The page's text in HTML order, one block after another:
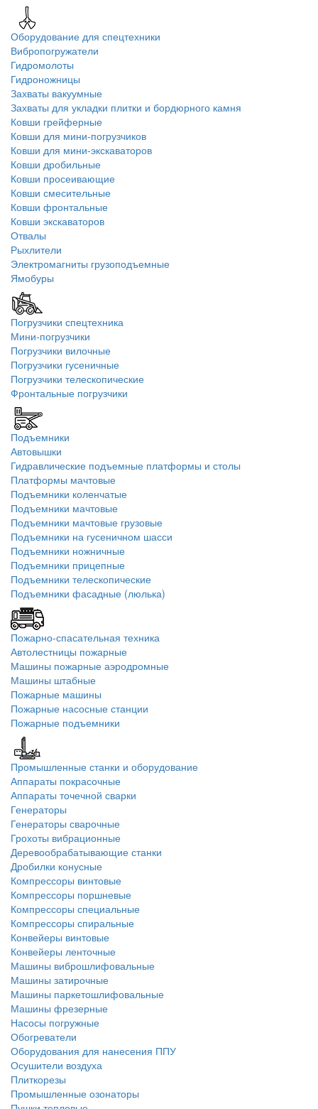
Оборудование для спецтехники
Вибропогружатели
Гидромолоты
Гидроножницы
Захваты вакуумные
Захваты для укладки плитки и бордюрного камня
Ковши грейферные
Ковши для мини-погрузчиков
Ковши для мини-экскаваторов
Ковши дробильные
Ковши просеивающие
Ковши смесительные
Ковши фронтальные
Ковши экскаваторов
Отвалы
Рыхлители
Электромагниты грузоподъемные
Ямобуры
Погрузчики спецтехника
Мини-погрузчики
Погрузчики вилочные
Погрузчики гусеничные
Погрузчики телескопические
Фронтальные погрузчики
Подъемники
Автовышки
Гидравлические подъемные платформы и столы
Платформы мачтовые
Подъемники коленчатые
Подъемники мачтовые
Подъемники мачтовые грузовые
Подъемники на гусеничном шасси
Подъемники ножничные
Подъемники прицепные
Подъемники телескопические
Подъемники фасадные (люлька)
Пожарно-спасательная техника
Автолестницы пожарные
Машины пожарные аэродромные
Машины штабные
Пожарные машины
Пожарные насосные станции
Пожарные подъемники
Промышленные станки и оборудование
Аппараты покрасочные
Аппараты точечной сварки
Генераторы
Генераторы сварочные
Грохоты вибрационные
Деревообрабатывающие станки
Дробилки конусные
Компрессоры винтовые
Компрессоры поршневые
Компрессоры специальные
Компрессоры спиральные
Конвейеры винтовые
Конвейеры ленточные
Машины виброшлифовальные
Машины затирочные
Машины паркетошлифовальные
Машины фрезерные
Насосы погружные
Обогреватели
Оборудования для нанесения ППУ
Осушители воздуха
Плиткорезы
Промышленные озонаторы